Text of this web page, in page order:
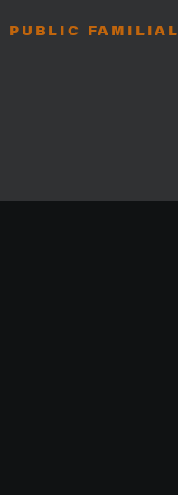
PUBLIC FAMILIAL